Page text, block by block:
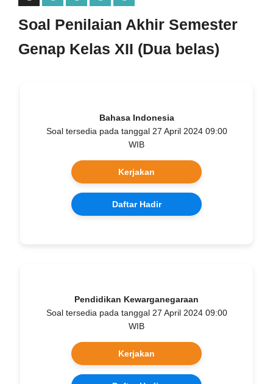
Soal Penilaian Akhir Semester
Genap Kelas XII (Dua belas)
Bahasa Indonesia
Soal tersedia pada tanggal 27 April 2024 09:00
WIB
Kerjakan
Daftar Hadir
Pendidikan Kewarganegaraan
Soal tersedia pada tanggal 27 April 2024 09:00
WIB
Kerjakan